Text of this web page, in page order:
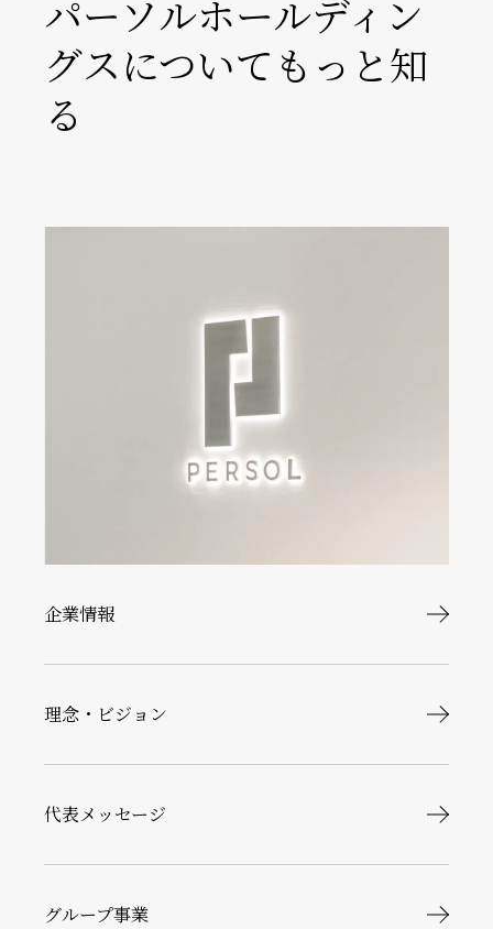
パーソルホールディン
グスについてもっと知
る
企業情報
理念・ビジョン
代表メッセージ
グループ事業